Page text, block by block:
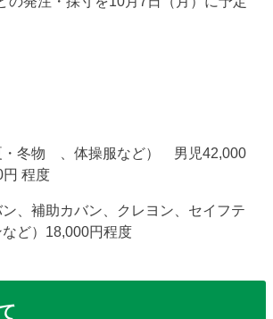
・冬物 、体操服など） 男児42,000
程度
、補助カバン、クレヨン、セイフテ
ど）18,000円程度